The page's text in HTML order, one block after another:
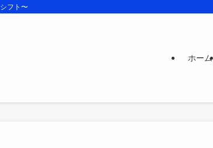
フト〜
ホーム